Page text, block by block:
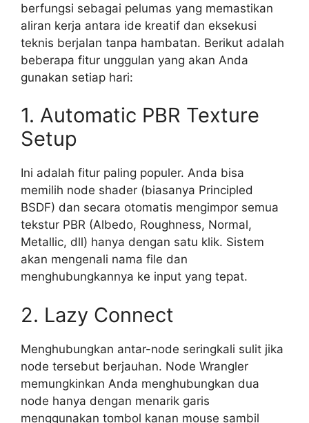
berfungsi sebagai pelumas yang memastikan
aliran kerja antara ide kreatif dan eksekusi
teknis berjalan tanpa hambatan. Berikut adalah
beberapa fitur unggulan yang akan Anda
gunakan setiap hari:
1. Automatic PBR Texture
Setup
Ini adalah fitur paling populer. Anda bisa
memilih node shader (biasanya Principled
BSDF) dan secara otomatis mengimpor semua
tekstur PBR (Albedo, Roughness, Normal,
Metallic, dll) hanya dengan satu klik. Sistem
akan mengenali nama file dan
menghubungkannya ke input yang tepat.
2. Lazy Connect
Menghubungkan antar-node seringkali sulit jika
node tersebut berjauhan. Node Wrangler
memungkinkan Anda menghubungkan dua
node hanya dengan menarik garis
menggunakan tombol kanan mouse sambil